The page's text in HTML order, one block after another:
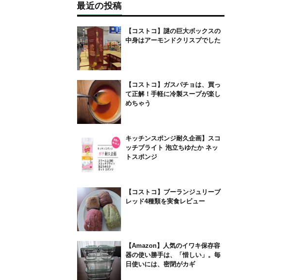
最近の投稿
【コストコ】謎の巨大ボックスの
中身はアーモンドクリスプでした
【コストコ】ガスパチョは、買っ
て正解！手軽に冷製スープが楽し
めちゃう
キッチンスポンジ耐久企画】スコ
ッチブライト 泡立ちゆたか ネッ
トスポンジ
【コストコ】ブーランジュリーブ
レッド4種類を実食レビュー
【Amazon】人気のイワキ保存容
器の使い勝手は、「惜しい」。毎
日使いには、密閉がカギ